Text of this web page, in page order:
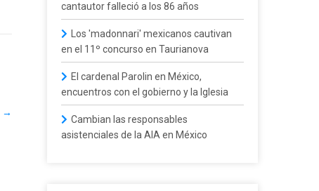
→
cantautor falleció a los 86 años
Los 'madonnari' mexicanos cautivan
en el 11º concurso en Taurianova
El cardenal Parolin en México,
encuentros con el gobierno y la Iglesia
Cambian las responsables
asistenciales de la AIA en México